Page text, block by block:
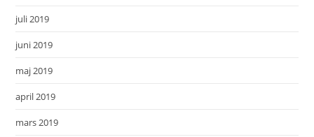
juli 2019
juni 2019
maj 2019
april 2019
mars 2019